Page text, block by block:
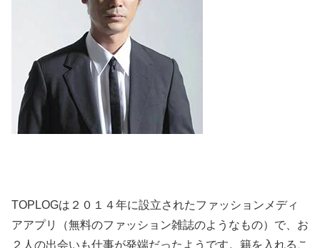
TOPLOGは２０１４年に設立されたファッションメディ
アアプリ（無料のファッション雑誌のようなもの）で、お
２人の出会いも仕事が発端だったようです。籍を入れるこ